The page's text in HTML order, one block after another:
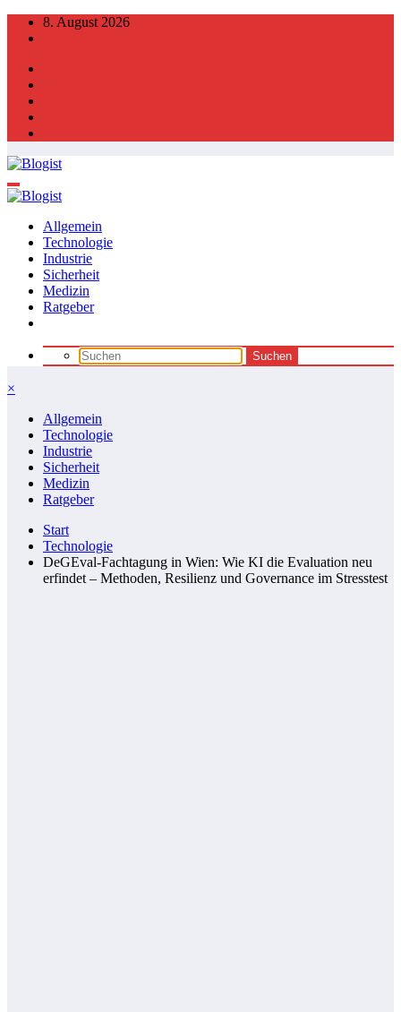
Zum
Inhalt
8. August 2026
Allgemein
Technologie
Industrie
Sicherheit
Medizin
Ratgeber
×
Allgemein
Technologie
Industrie
Sicherheit
Medizin
Ratgeber
Start
Technologie
DeGEval-Fachtagung in Wien: Wie KI die Evaluation neu
erfindet – Methoden, Resilienz und Governance im Stresstest